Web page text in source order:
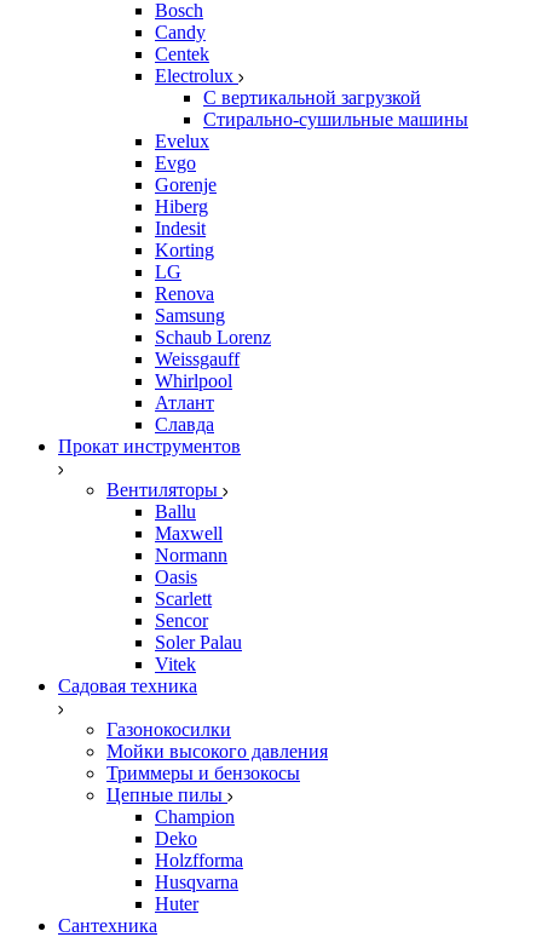
Bosch
Candy
Centek
Electrolux
С вертикальной загрузкой
Стирально-сушильные машины
Evelux
Evgo
Gorenje
Hiberg
Indesit
Korting
LG
Renova
Samsung
Schaub Lorenz
Weissgauff
Whirlpool
Атлант
Славда
Прокат инструментов
Вентиляторы
Ballu
Maxwell
Normann
Oasis
Scarlett
Sencor
Soler Palau
Vitek
Садовая техника
Газонокосилки
Мойки высокого давления
Триммеры и бензокосы
Цепные пилы
Champion
Deko
Holzfforma
Husqvarna
Huter
Сантехника